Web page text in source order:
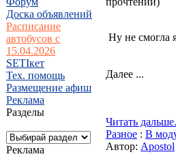
Доска объявлений
Расписание
автобусов с
15.04.2026
SETIкет
Тех. помощь
Размещение афиш
Реклама
Разделы
Реклама
Ну не смогла
Далее ...
Читать
Разное : В
Автор: Apostol